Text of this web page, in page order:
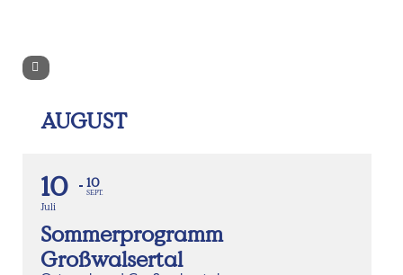
AUGUST
10
Juli
10
SEPT.
Sommerprogramm
Großwalsertal